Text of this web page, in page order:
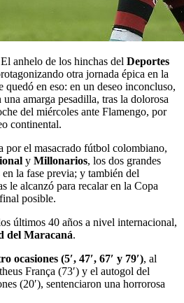
anhelo de los hinchas del Deportes
otra jornada épica en la
quedó en eso: en un deseo inconcluso,
amarga pesadilla, tras la dolorosa
del miércoles ante Flamengo, por
continental.
por el masacrado fútbol colombiano,
y Millonarios, los dos grandes
la fase previa; y también del
le alcanzó para recalar en la Copa
posible.
últimos 40 años a nivel internacional,
del Maracaná.
ocasiones (5′, 47′, 67′ y 79′), al
França (73′) y el autogol del
(20′), sentenciaron una horrorosa